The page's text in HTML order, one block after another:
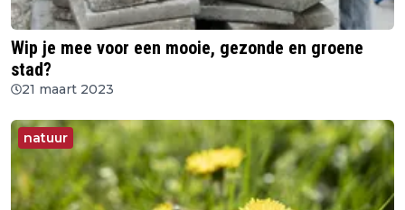
Wip je mee voor een mooie, gezonde en groene
stad?
21 maart 2023
natuur